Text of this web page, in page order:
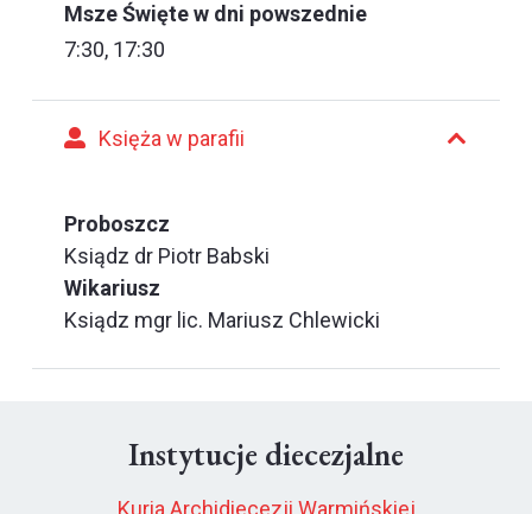
Msze Święte w dni powszednie
7:30, 17:30
Księża w parafii
Proboszcz
Ksiądz dr Piotr Babski
Wikariusz
Ksiądz mgr lic. Mariusz Chlewicki
Instytucje diecezjalne